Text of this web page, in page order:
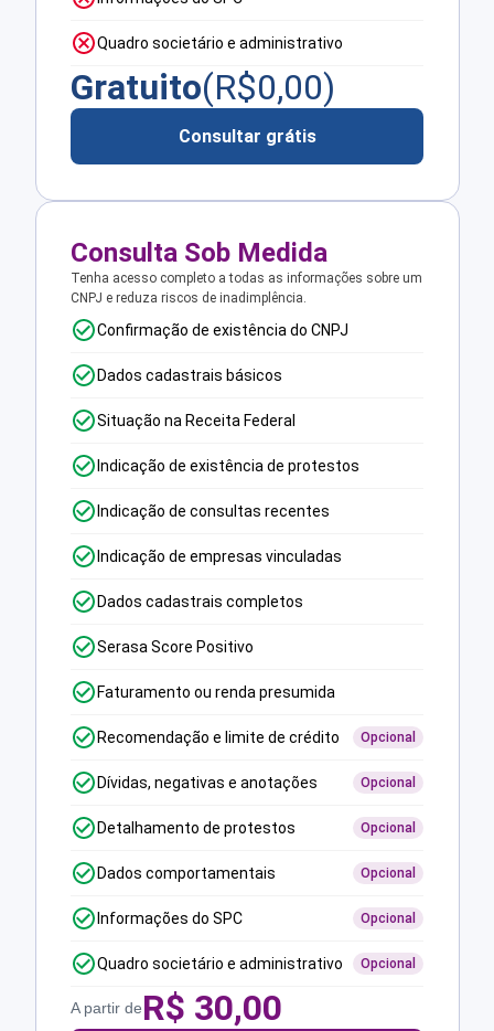
Quadro societário e administrativo
Gratuito(R$0,00)
Consultar grátis
Consulta Sob Medida
Tenha acesso completo a todas as informações sobre um
CNPJ e reduza riscos de inadimplência.
Confirmação de existência do CNPJ
Dados cadastrais básicos
Situação na Receita Federal
Indicação de existência de protestos
Indicação de consultas recentes
Indicação de empresas vinculadas
Dados cadastrais completos
Serasa Score Positivo
Faturamento ou renda presumida
Recomendação e limite de crédito Opcional
Dívidas, negativas e anotações Opcional
Detalhamento de protestos Opcional
Dados comportamentais Opcional
Informações do SPC Opcional
Quadro societário e administrativo Opcional
A partir deR$ 30,00